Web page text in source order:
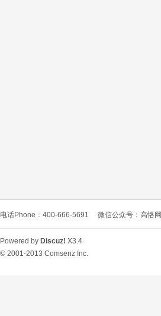
电话Phone：400-666-5691 微信公众号：高恪
Powered by Discuz! X3.4
© 2001-2013 Comsenz Inc.